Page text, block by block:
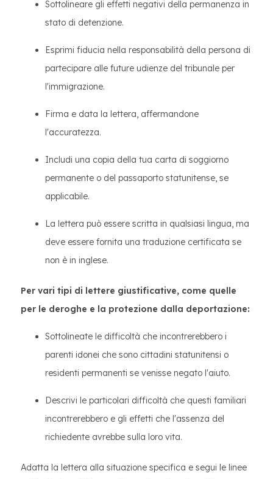
Sottolineare gli effetti negativi della permanenza in
stato di detenzione.
Esprimi fiducia nella responsabilità della persona di
partecipare alle future udienze del tribunale per
l'immigrazione.
Firma e data la lettera, affermandone
l'accuratezza.
Includi una copia della tua carta di soggiorno
permanente o del passaporto statunitense, se
applicabile.
La lettera può essere scritta in qualsiasi lingua, ma
deve essere fornita una traduzione certificata se
non è in inglese.
Per vari tipi di lettere giustificative, come quelle
per le deroghe e la protezione dalla deportazione:
Sottolineate le difficoltà che incontrerebbero i
parenti idonei che sono cittadini statunitensi o
residenti permanenti se venisse negato l'aiuto.
Descrivi le particolari difficoltà che questi familiari
incontrerebbero e gli effetti che l'assenza del
richiedente avrebbe sulla loro vita.
Adatta la lettera alla situazione specifica e segui le linee